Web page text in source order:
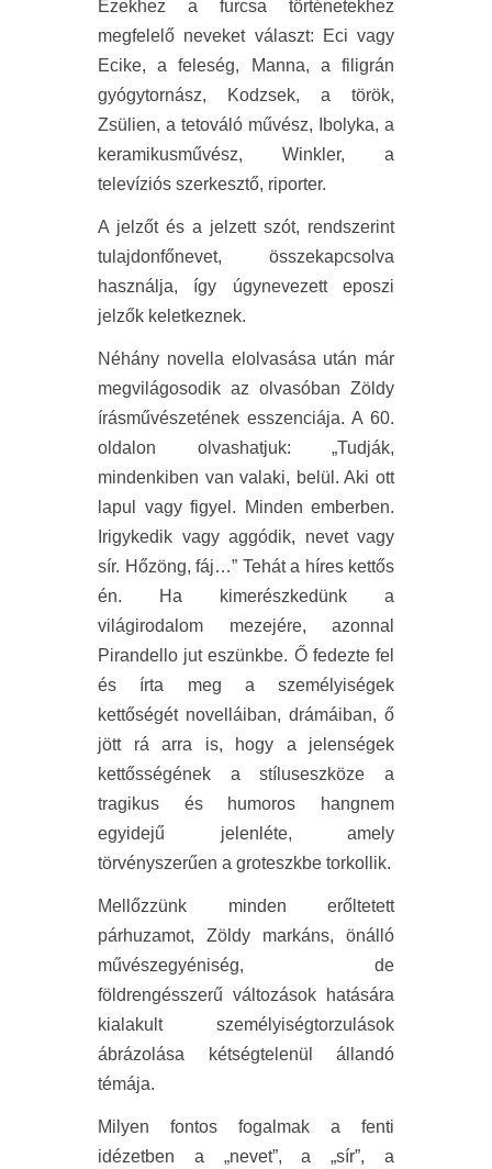
Ezekhez a furcsa történetekhez
megfelelő neveket választ: Eci vagy
Ecike, a feleség, Manna, a filigrán
gyógytornász, Kodzsek, a török,
Zsülien, a tetováló művész, Ibolyka, a
keramikusművész, Winkler, a
televíziós szerkesztő, riporter.
A jelzőt és a jelzett szót, rendszerint
tulajdonfőnevet, összekapcsolva
használja, így úgynevezett eposzi
jelzők keletkeznek.
Néhány novella elolvasása után már
megvilágosodik az olvasóban Zöldy
írásművészetének esszenciája. A 60.
oldalon olvashatjuk: „Tudják,
mindenkiben van valaki, belül. Aki ott
lapul vagy figyel. Minden emberben.
Irigykedik vagy aggódik, nevet vagy
sír. Hőzöng, fáj…” Tehát a híres kettős
én. Ha kimerészkedünk a
világirodalom mezejére, azonnal
Pirandello jut eszünkbe. Ő fedezte fel
és írta meg a személyiségek
kettőségét novelláiban, drámáiban, ő
jött rá arra is, hogy a jelenségek
kettősségének a stíluseszköze a
tragikus és humoros hangnem
egyidejű jelenléte, amely
törvényszerűen a groteszkbe torkollik.
Mellőzzünk minden erőltetett
párhuzamot, Zöldy markáns, önálló
művészegyéniség, de
földrengésszerű változások hatására
kialakult személyiségtorzulások
ábrázolása kétségtelenül állandó
témája.
Milyen fontos fogalmak a fenti
idézetben a „nevet”, a „sír”, a